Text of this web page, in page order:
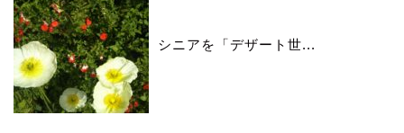
シニアを「デザート世...